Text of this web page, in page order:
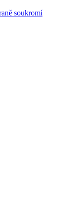
soukromí